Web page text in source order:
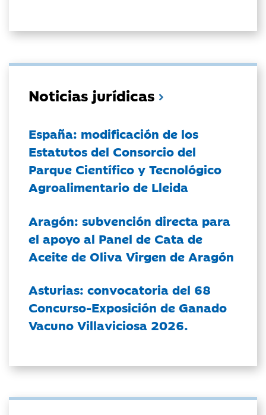
Noticias jurídicas
España: modificación de los
Estatutos del Consorcio del
Parque Científico y Tecnológico
Agroalimentario de Lleida
Aragón: subvención directa para
el apoyo al Panel de Cata de
Aceite de Oliva Virgen de Aragón
Asturias: convocatoria del 68
Concurso-Exposición de Ganado
Vacuno Villaviciosa 2026.